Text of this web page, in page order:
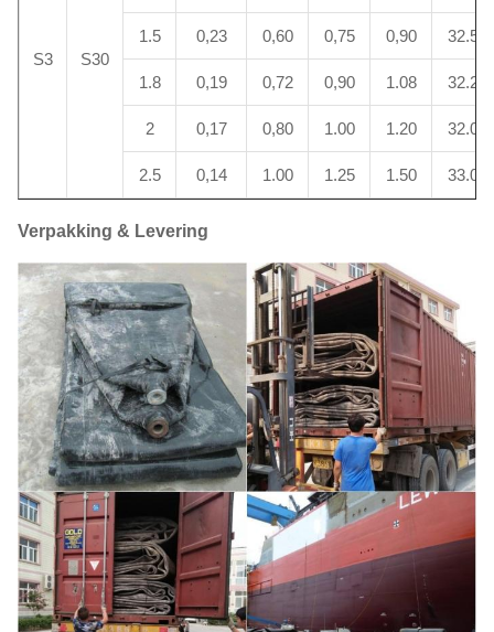
S3 S30
1.5 0,23 0,60 0,75 0,90 32.5
1.8 0,19 0,72 0,90 1.08 32.2
2 0,17 0,80 1.00 1.20 32.0
2.5 0,14 1.00 1.25 1.50 33.0
Verpakking & Levering